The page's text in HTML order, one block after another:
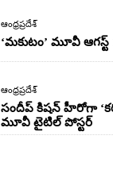
ఆంధ్రప్రదేశ్
‘మకుటం’ మూవీ
ఆంధ్రప్రదేశ్
సందీప్ కిషన్ హీరోగా
మూవీ టైటిల్ పోస్టర్